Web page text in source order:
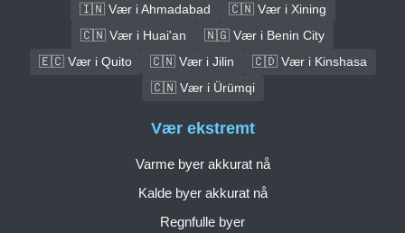
🇮🇳 Vær i Ahmadabad
🇨🇳 Vær i Xining
🇨🇳 Vær i Huai'an
🇳🇬 Vær i Benin City
🇪🇨 Vær i Quito
🇨🇳 Vær i Jilin
🇨🇩 Vær i Kinshasa
🇨🇳 Vær i Ürümqi
Vær ekstremt
Varme byer akkurat nå
Kalde byer akkurat nå
Regnfulle byer